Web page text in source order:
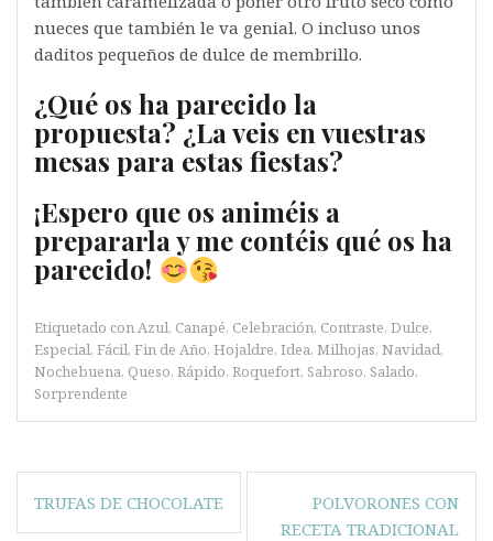
nueces que también le va genial. O incluso unos
daditos pequeños de dulce de membrillo.
¿Qué os ha parecido la
propuesta? ¿La veis en vuestras
mesas para estas fiestas?
¡Espero que os animéis a
prepararla y me contéis qué os ha
parecido!
Etiquetado conAzul, Canapé, Celebración, Contraste, Dulce,
Especial, Fácil, Fin de Año, Hojaldre, Idea, Milhojas, Navidad,
Nochebuena, Queso, Rápido, Roquefort, Sabroso, Salado,
Sorprendente
Navegación
deTRUFAS DE CHOCOLATE
POLVORONES CON
RECETA TRADICIONAL